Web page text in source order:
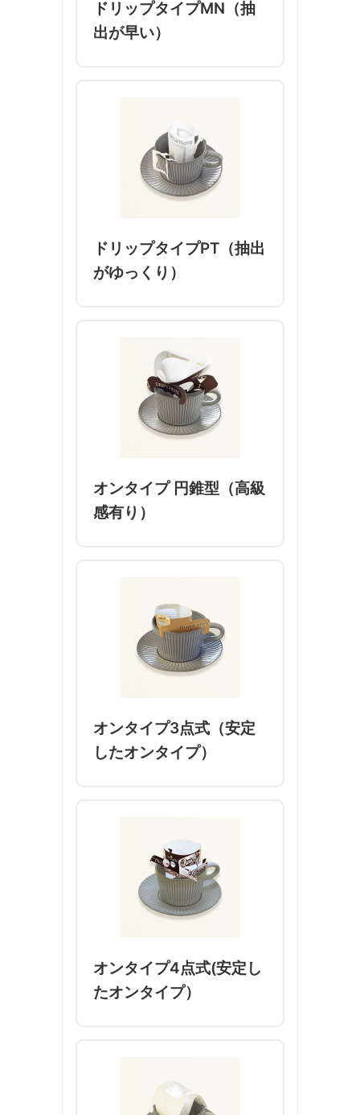
ドリップタイプMN（抽
出が早い）
ドリップタイプPT（抽出
がゆっくり）
オンタイプ 円錐型（高級
感有り）
オンタイプ3点式（安定
したオンタイプ）
オンタイプ4点式(安定し
たオンタイプ）